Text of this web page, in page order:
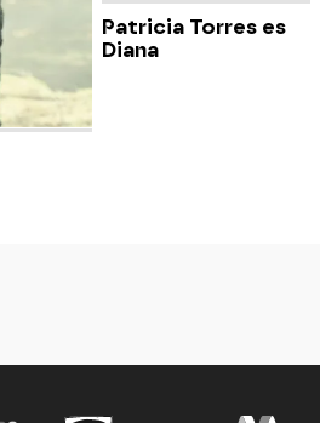
Patricia Torres es
Diana